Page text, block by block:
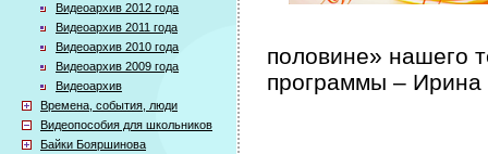
Видеоархив 2012 года
Видеоархив 2011 года
Видеоархив 2010 года
Видеоархив 2009 года
Видеоархив
Времена, события, люди
Видеопособия для школьников
Байки Бояршинова
половине» нашего
программы –